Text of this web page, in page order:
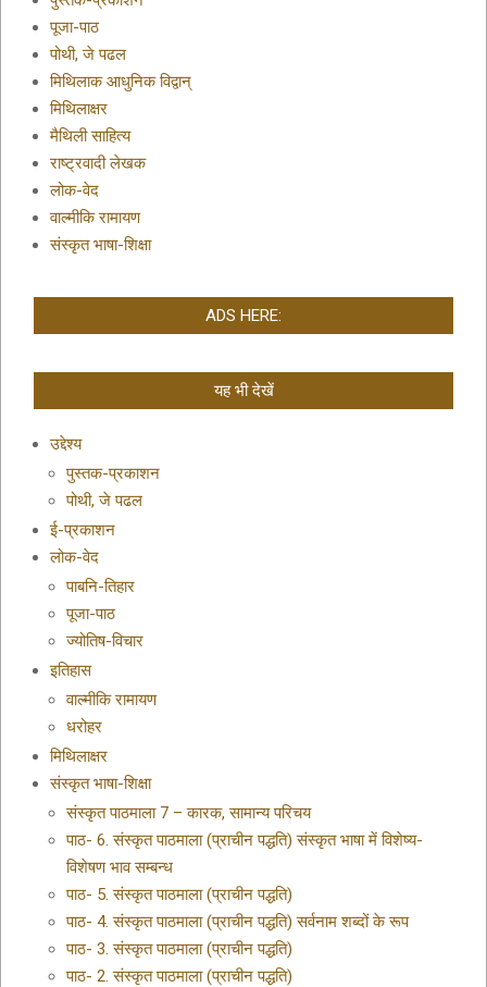
पूजा-पाठ
पोथी, जे पढल
मिथिलाक आधुनिक विद्वान्
मिथिलाक्षर
मैथिली साहित्य
राष्ट्रवादी लेखक
लोक-वेद
वाल्मीकि रामायण
संस्कृत भाषा-शिक्षा
ADS HERE:
यह भी देखें
उद्देश्य
पुस्तक-प्रकाशन
पोथी, जे पढल
ई-प्रकाशन
लोक-वेद
पाबनि-तिहार
पूजा-पाठ
ज्योतिष-विचार
इतिहास
वाल्मीकि रामायण
धरोहर
मिथिलाक्षर
संस्कृत भाषा-शिक्षा
संस्कृत पाठमाला 7 – कारक, सामान्य परिचय
पाठ- 6. संस्कृत पाठमाला (प्राचीन पद्धति) संस्कृत भाषा में विशेष्य-
विशेषण भाव सम्बन्ध
पाठ- 5. संस्कृत पाठमाला (प्राचीन पद्धति)
पाठ- 4. संस्कृत पाठमाला (प्राचीन पद्धति) सर्वनाम शब्दों के रूप
पाठ- 3. संस्कृत पाठमाला (प्राचीन पद्धति)
पाठ- 2. संस्कृत पाठमाला (प्राचीन पद्धति)